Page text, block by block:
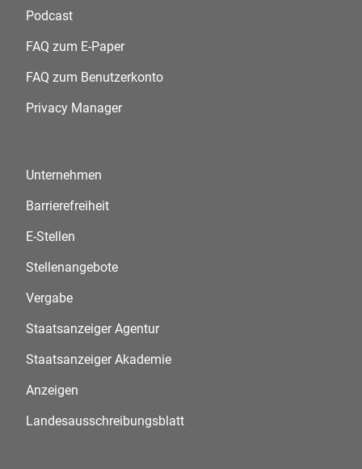
Podcast
FAQ zum E-Paper
FAQ zum Benutzerkonto
Privacy Manager
Unternehmen
Barrierefreiheit
E-Stellen
Stellenangebote
Vergabe
Staatsanzeiger Agentur
Staatsanzeiger Akademie
Anzeigen
Landesausschreibungsblatt